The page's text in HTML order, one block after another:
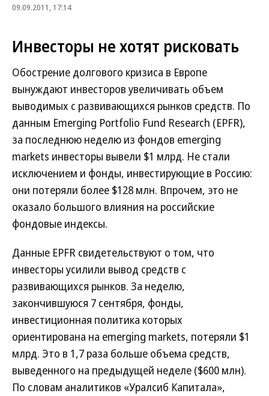
09.09.2011, 17:14
Инвесторы не хотят рисковать
Обострение долгового кризиса в Европе
вынуждают инвесторов увеличивать объем
выводимых с развивающихся рынков средств. По
данным Emerging Portfolio Fund Research (EPFR),
за последнюю неделю из фондов emerging
markets инвесторы вывели $1 млрд. Не стали
исключением и фонды, инвестирующие в Россию:
они потеряли более $128 млн. Впрочем, это не
оказало большого влияния на российские
фондовые индексы.
Данные EPFR свидетельствуют о том, что
инвесторы усилили вывод средств с
развивающихся рынков. За неделю,
закончившуюся 7 сентября, фонды,
инвестиционная политика которых
ориентирована на emerging markets, потеряли $1
млрд. Это в 1,7 раза больше объема средств,
выведенного на предыдущей неделе ($600 млн).
По словам аналитиков «Уралсиб Капитала»,